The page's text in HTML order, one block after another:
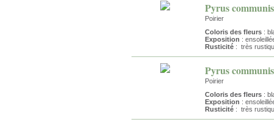
Pyrus
Poirier
Coloris des fleurs :
Exposition :
Rusticité : très
Pyrus
Poirier
Coloris des fleurs :
Exposition :
Rusticité : très